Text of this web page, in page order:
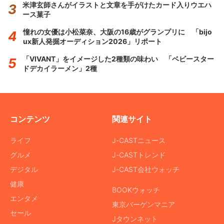
米津玄師さんがイラストと文章を手がけたカード入りウエハ
ース菓子
憧れの女優は小松菜奈、大阪の16歳がグランプリに 「bijo
ux新人発掘オーディション2026」リポート
「VIVANT」をイメージした2種類の味わい 「ベビースター
ドデカイラーメン」2種
コンテンツ
ライフ
グルメ
デジタル
健康
エンタメ
セール
関連サイト
J-CASTニュース
J-CASTトレンド
J-CAST会社ウォッチ
BOOKウォッチ
東京バーゲンマニア
Jタウンネット